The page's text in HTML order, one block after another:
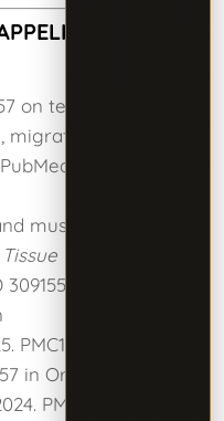
on tendon healing:
migration.
PMID
musculoskeletal
PMC12753158
in Orthopaedic
PMC12313605